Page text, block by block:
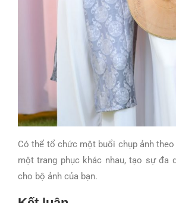
Có thể tổ chức một buổi chụp ảnh
một trang phục khác nhau, tạo sự đa
cho bộ ảnh của bạn.